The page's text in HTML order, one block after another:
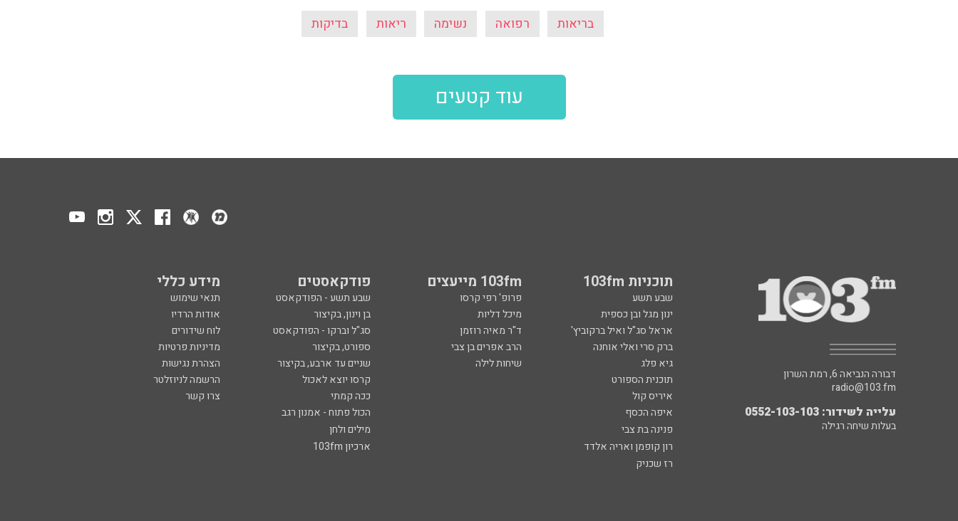
בריאות רפואה נשימה ריאות בדיקות
עוד קטעים
תוכניות 103fm 103fm מייעצים פודקאסטים מידע כללי
שבע תשע פרופ' רפי קרסו שבע תשע - הפודקאסט
תנאי שימוש
ינון מגל ובן כספית
מיכל דליות בן וינון, בקיצור
אודות הרדיו
אראל סג"ל ואיל ברקוביץ'
ד"ר מאיה רוזמן סג"ל וברקו - הפודקאסט
לוח שידורים
ברק סרי ואלי אוחנה
הרב אפרים בן צבי ספורט, בקיצור
מדיניות פרטיות
גיא פלג
שיחות לילה שניים עד ארבע, בקיצור
הצהרת נגישות
תוכנית הספורט
קרסו יוצא לאכול
הרשמה לניוזלטר
איריס קול
ככה קמתי
צרו קשר
איפה הכסף
הכול פתוח - אמנון רגב
פנינה בת צבי
מילים ולחן
רון קופמן ואריה אלדד
ארכיון 103fm
רז שכניק
דבורה הנביאה 6, רמת השרון
radio@103.fm
עלייה לשידור: 0552-103-103
בעלות שיחה רגילה